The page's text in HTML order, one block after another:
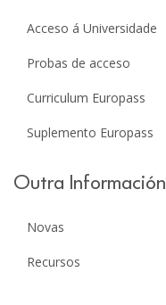
Acceso á Universidade
Probas de acceso
Curriculum Europass
Suplemento Europass
Outra Información
Novas
Recursos